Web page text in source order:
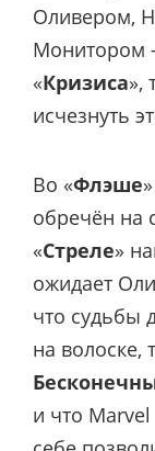
Оливером,
Монитором
«Кризиса»,
исчезнуть
Во «Флэше
обречён на
«Стреле»
ожидает
что судьбы
на волоске,
и что